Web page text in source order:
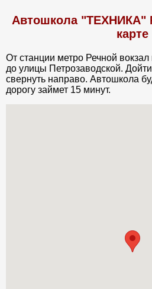
Автошкола "ТЕХНИКА"
карте
От станции метро Речной
до улицы Петрозаводской.
свернуть направо. Автошкола
дорогу займет 15 минут.